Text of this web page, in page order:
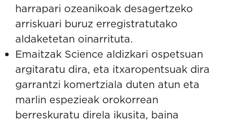
harrapari ozeanikoak desagertzeko
arriskuari buruz erregistratutako
aldaketetan oinarrituta.
Emaitzak Science aldizkari ospetsuan
argitaratu dira, eta itxaropentsuak dira
garrantzi komertziala duten atun eta
marlin espezieak orokorrean
berreskuratu direla ikusita, baina